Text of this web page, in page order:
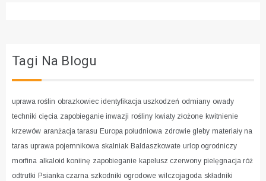
Tagi Na Blogu
uprawa roślin obrazkowiec identyfikacja uszkodzeń odmiany owady
techniki cięcia zapobieganie inwazji rośliny kwiaty złożone kwitnienie
krzewów aranżacja tarasu Europa południowa zdrowie gleby materiały na
taras uprawa pojemnikowa skalniak Baldaszkowate urlop ogrodniczy
morfina alkaloid koniinę zapobieganie kapelusz czerwony pielęgnacja róż
odtrutki Psianka czarna szkodniki ogrodowe wilczojagoda składniki